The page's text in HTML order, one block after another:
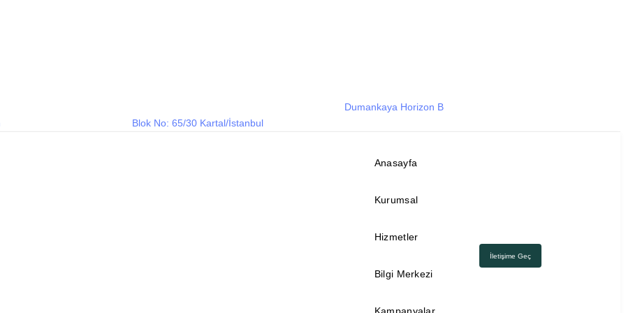
Dumankaya Horizon B
Blok No: 65/30 Kartal/İstanbul
Anasayfa
Kurumsal
Hizmetler
Bilgi Merkezi
İletişime Geç